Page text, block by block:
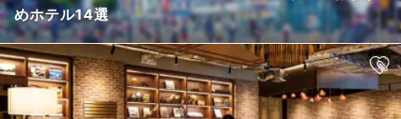
めホテル14選